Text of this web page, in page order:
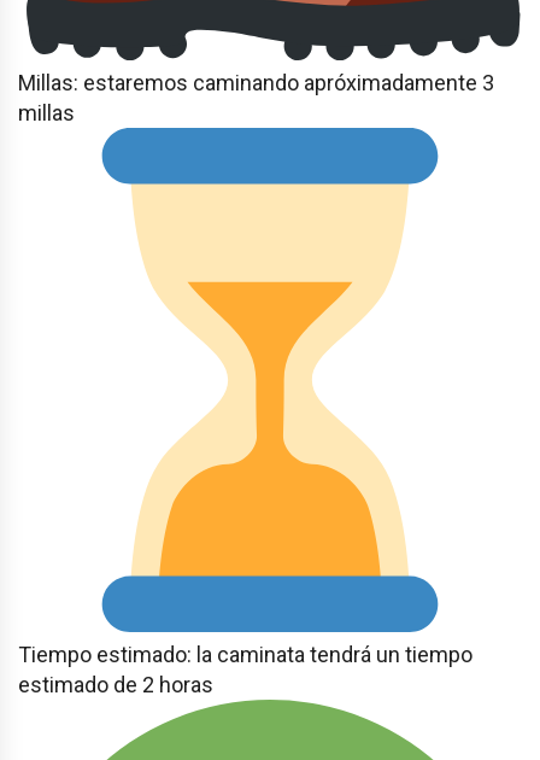
Millas: estaremos caminando apróximadamente 3
millas
Tiempo estimado: la caminata tendrá un tiempo
estimado de 2 horas